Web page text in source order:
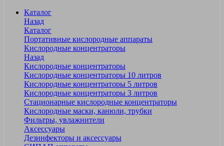
Каталог
Назад
Каталог
Портативные кислородные аппараты
Кислородные концентраторы
Назад
Кислородные концентраторы
Кислородные концентраторы 10 литров
Кислородные концентраторы 5 литров
Кислородные концентраторы 3 литров
Стационарные кислородные концентраторы
Кислородные маски, канюли, трубки
Фильтры, увлажнители
Аксессуары
Дезинфекторы и аксессуары